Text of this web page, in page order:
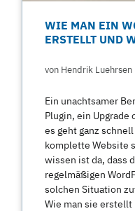
WIE MAN EIN
ERSTELLT UND
von Hendrik Luehrsen
Ein unachtsamer
Plugin, ein Upgrade
es geht ganz
komplette Website
wissen ist da, dass
regelmäßigen
solchen Situation
Wie man sie erstellt